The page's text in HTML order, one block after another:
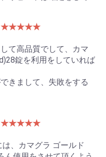
★★★★★
て高品質でして、カマ
錠を利用をしていれば
きまして、失敗をする
★★★★★
、カマグラ ゴールド